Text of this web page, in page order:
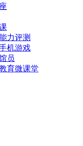
力评测
机游戏
员
育微课堂